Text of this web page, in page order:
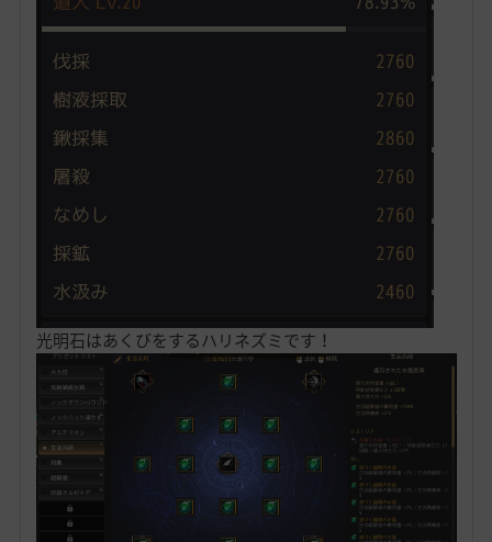
光明石はあくびをするハリネズミです！